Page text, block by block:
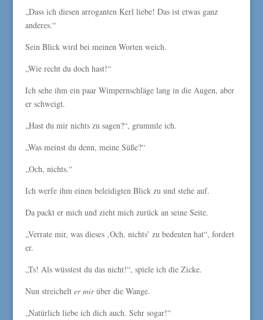
„Dass ich diesen arroganten Kerl liebe! Das ist etwas ganz
anderes.“
Sein Blick wird bei meinen Worten weich.
„Wie recht du doch hast!“
Ich sehe ihm ein paar Wimpernschläge lang in die Augen, aber
er schweigt.
„Hast du mir nichts zu sagen?“, grummle ich.
„Was meinst du denn, meine Süße?“
„Och, nichts.“
Ich werfe ihm einen beleidigten Blick zu und stehe auf.
Da packt er mich und zieht mich zurück an seine Seite.
„Verrate mir, was dieses ‚Och, nichts’ zu bedeuten hat“, fordert
er.
„Ts! Als wüsstest du das nicht!“, spiele ich die Zicke.
Nun streichelt er mirüber die Wange.
„Natürlich liebe ich dich auch. Sehr sogar!“